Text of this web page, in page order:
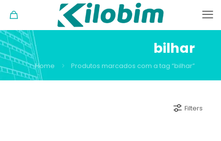
bilhar
Home Produtos marcados com a tag “bilhar”
Filters